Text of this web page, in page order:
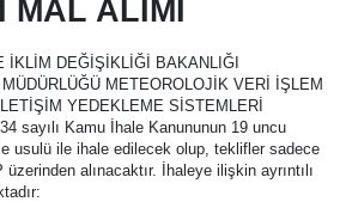
MAL ALIMI
İKLİM DEĞİŞİKLİĞİ BAKANLIĞI
METEOROLOJİK VERİ İŞLEM
YEDEKLEME SİSTEMLERİ
sayılı Kamu İhale Kanununun 19 uncu
usulü ile ihale edilecek olup, teklifler sadece
alınacaktır. İhaleye ilişkin ayrıntılı